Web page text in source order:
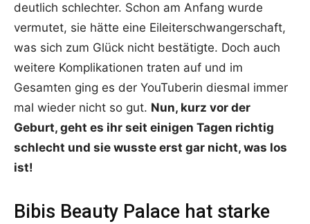
deutlich schlechter. Schon am Anfang wurde
vermutet, sie hätte eine Eileiterschwangerschaft,
was sich zum Glück nicht bestätigte. Doch auch
weitere Komplikationen traten auf und im
Gesamten ging es der YouTuberin diesmal immer
mal wieder nicht so gut. Nun, kurz vor der
Geburt, geht es ihr seit einigen Tagen richtig
schlecht und sie wusste erst gar nicht, was los
ist!
Bibis Beauty Palace hat starke